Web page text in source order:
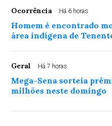
Ocorrência Há 6 horas
Homem é encontrado
área indígena de
Geral Há 7 horas
Mega-Sena sorteia
milhões neste domingo